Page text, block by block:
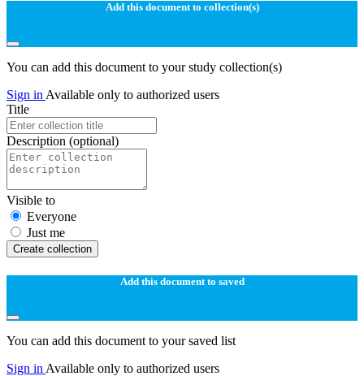
Add this document to collection(s)
You can add this document to your study collection(s)
Sign in Available only to authorized users
Title
Description (optional)
Visible to
Everyone
Just me
Create collection
Add this document to saved
You can add this document to your saved list
Sign in Available only to authorized users